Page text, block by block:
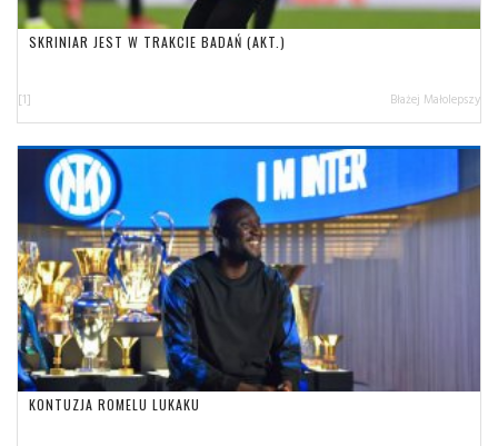
SKRINIAR JEST W TRAKCIE BADAŃ (AKT.)
[1] Błażej Małolepszy
KONTUZJA ROMELU LUKAKU